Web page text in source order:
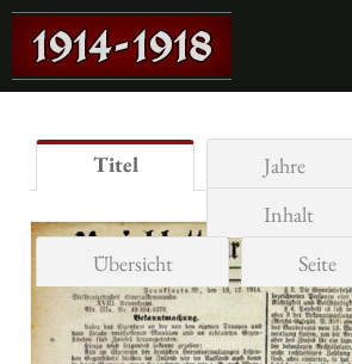
Titel
Jahre
Inhalt
Übersicht
Seite